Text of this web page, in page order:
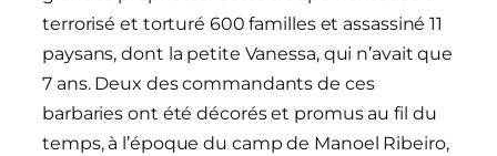
terrorisé et torturé 600 familles et assassiné 11
paysans, dont la petite Vanessa, qui n’avait que
7 ans. Deux des commandants de ces
barbaries ont été décorés et promus au fil du
temps, à l’époque du camp de Manoel Ribeiro,